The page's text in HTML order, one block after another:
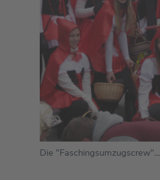
Die "Faschingsumzugscrew"...